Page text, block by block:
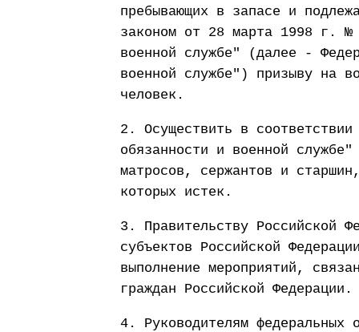
пребывающих в запасе и
законом от 28 марта 1998 г. №
военной службе" (далее -
военной службе") призыву на
человек.
2. Осуществить в
обязанности и военной
матросов, сержантов и
которых истек.
3. Правительству Российской
субъектов Российской
выполнение мероприятий,
граждан Российской Федерации.
4. Руководителям федеральных